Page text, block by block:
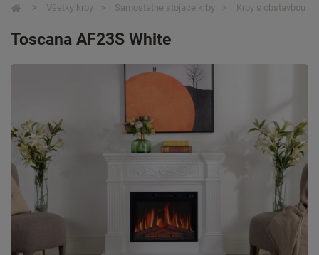
Toscana AF23S White
Všetky krby Samostatne stojace krby Krby s obstavbou